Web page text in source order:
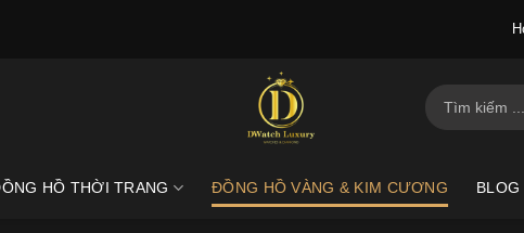
Tìm
kiếm:
HỒ THỜI TRANG ĐỒNG HỒ VÀNG & KIM CƯƠNG BLOG